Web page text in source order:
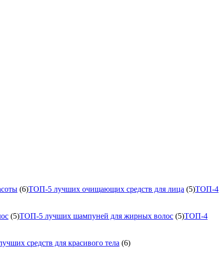
(6)ТОП-5 лучших очищающих средств для лица (5)ТОП-4
(5)ТОП-5 лучших шампуней для жирных волос (5)ТОП-4
средств для красивого тела (6)